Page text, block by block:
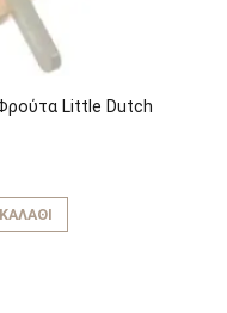
Little Dutch